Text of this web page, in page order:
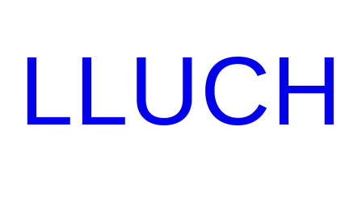
LLUCH